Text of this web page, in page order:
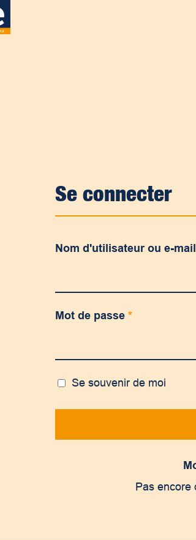
Se connecter
Nom d'utilisateur ou e-mail
Mot de passe *
Se souvenir de moi
Pas encore